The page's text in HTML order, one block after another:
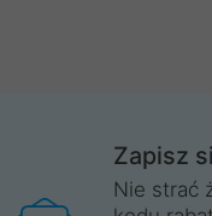
Zapisz
Nie strać